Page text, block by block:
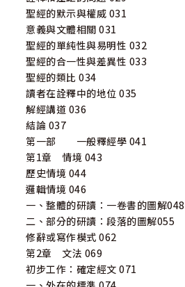
聖經的默示與權威 031
意義與文體相關 031
聖經的單純性與易明性 032
聖經的合一性與差異性 033
聖經的類比 034
讀者在詮釋中的地位 035
解經講道 036
結論 037
第一部 一般釋經學 041
第1章 情境 043
歷史情境 044
邏輯情境 046
一、整體的研讀：一卷書的圖解048
二、部分的研讀：段落的圖解055
修辭或寫作模式 062
第2章 文法 069
初步工作：確定經文 071